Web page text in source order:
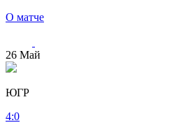
О матче
26 Май
ЮГР
4:0